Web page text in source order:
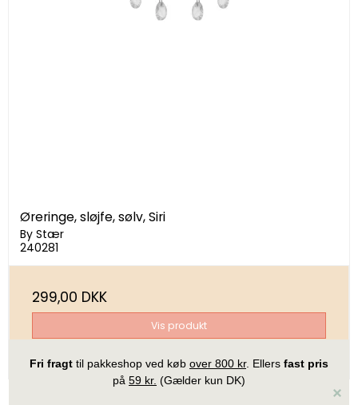
Øreringe, sløjfe, sølv, Siri
By Stær
240281
299,00 DKK
Vis produkt